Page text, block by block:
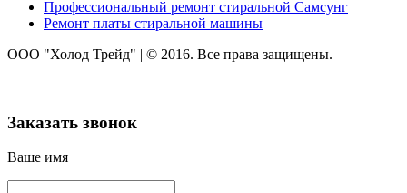
Профессиональный ремонт стиральной Самсунг
Ремонт платы стиральной машины
ООО "Холод Трейд" | © 2016. Все права защищены.
Заказать звонок
Ваше имя